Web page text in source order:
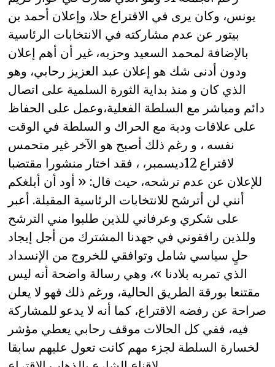
يونس، وكان يرى في الاقتراع حلا، وإعلان أحمد بن
بيتور عن عدم مشاركته في الانتخابات الرئاسية
بالإضافة لمحمد السعيد وحزبه، غير أن أهم إعلان
ودون أدنى شك هو إعلان عبد العزيز رحابي، وهو
الذي كان و منذ بداية الثورة السلمية على اتصال
دائم ومباشر مع السلطة الفعلية،وعمل على الحفاظ
على علاقات ودية مع الحراك و السلطة في الوقت
نفسه ، و رغم ذلك أصبح هو الآخر غير متحمس
لاقتراع 12ديسمبر، ، فقد اختار منشورا مقتضبا
للإعلان عن عدم ترشحه، حيث قال: « أود أن أبلغكم
أنني لن أترشح للانتخابات الرئاسية المقبلة. أعبر
على شكري وعرفاني للذين طلبوا مني الترشح
وللذين رافقوني في جهدنا المشترك من أجل إيجاد
حلٍ سياسي شامل وتوافقي للخروج من الإنسداد
الذي تمربه بلادنا »، وهي رسالة واضحة أنه ليس
مقتنعا بورقة الطريق الحالية، ورغم ذلك فهو لا يعلن
صراحة عن رفضه الاقتراع، كما أنه لا يدعو للمشاركة
فيه، ففي كل الحالات موقف رحابي يعطي مؤشر
لخسارة السلطة لجزء مهم كانت تعول عليهم سابقا